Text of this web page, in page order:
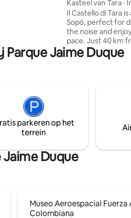
Maia.
Kasteel van Tara
Sopó
Il Castello di Tara
Sopó, perfect for
the noise and
pace. Just 40 km
fully enclosed
2,000 m², is dog-
all around. A
you feel it.
Parque Jaime Duque
parkeren op het
terrein
Duque
Museo Aeroespacial Fuerza
Colombiana